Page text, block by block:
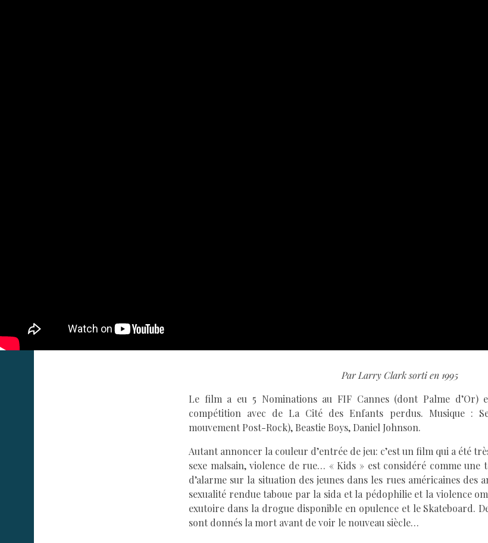
Par Larry Clark sorti en 1995
Le film a eu 5 Nominations au FIF Cannes (dont Palme d’Or)
compétition avec de La Cité des Enfants perdus. Musique :
mouvement Post-Rock), Beastie Boys, Daniel Johnson.
Autant annoncer la couleur d’entrée de jeu: c’est un film qui a été
sexe malsain, violence de rue… « Kids » est considéré comme
d’alarme sur la situation des jeunes dans les rues américaines des
sexualité rendue taboue par la sida et la pédophilie et la violence
exutoire dans la drogue disponible en opulence et le Skateboard.
sont donnés la mort avant de voir le nouveau siècle…